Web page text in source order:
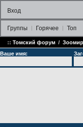
Вход
Группы Горячее Топ
:: Томский форум / Зоомир
Ваше имя: